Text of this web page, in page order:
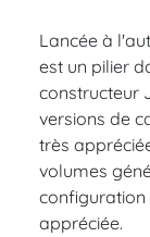
Lancée à
est un pilier
constructeur
versions de
très
volumes
configuration
appréciée.